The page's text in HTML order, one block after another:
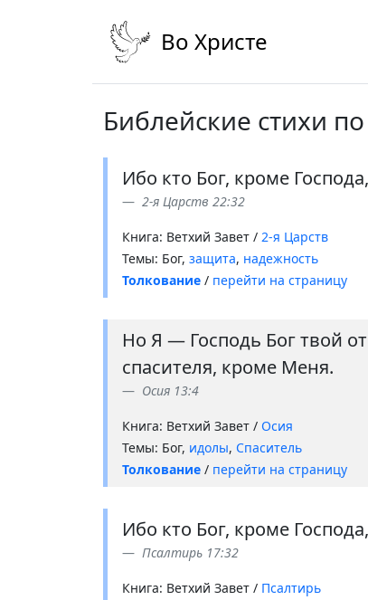
Во Христе
Библейские стихи
Ибо кто Бог, кроме
2-я Царств 22:32
Книга: Ветхий Завет / 2-я Царств
Темы: Бог, защита, надежность
Толкование / перейти на страницу
Но Я — Господь Бог твой
спасителя, кроме Меня.
Осия 13:4
Книга: Ветхий Завет / Осия
Темы: Бог, идолы, Спаситель
Толкование / перейти на страницу
Ибо кто Бог, кроме
Псалтирь 17:32
Книга: Ветхий Завет / Псалтирь